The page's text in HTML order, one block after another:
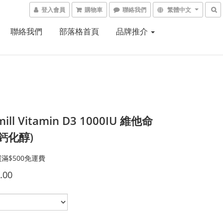
登入會員 購物車 聯絡我們 繁體中文
聯絡我們 部落格首頁 品牌推介
Vitamin D3 1000IU 維他命
化醇)
$500免運費